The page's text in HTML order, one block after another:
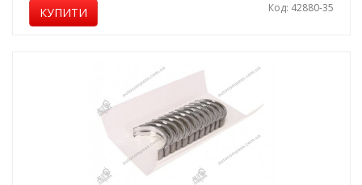
КУПИТИ Код: 42880-35